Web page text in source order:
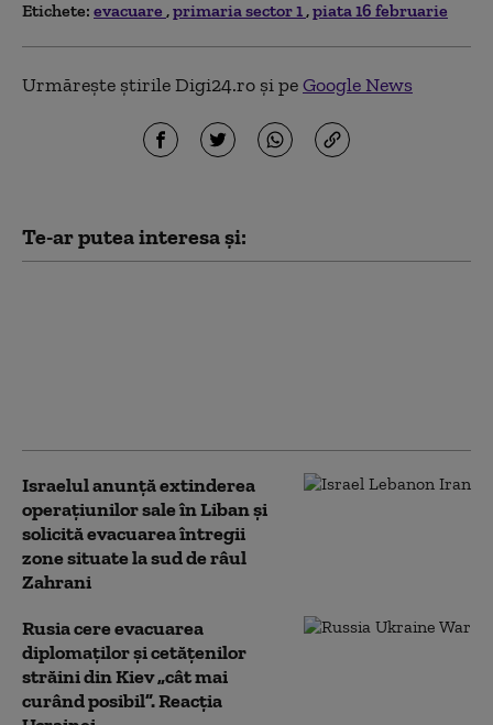
Etichete: evacuare primaria sector 1 piata 16 februarie
Urmărește știrile Digi24.ro și peGoogle News
Te-ar putea interesa și:
Israelul anunță extinderea
operațiunilor sale în Liban și
solicită evacuarea întregii
zone situate la sud de râul
Zahrani
Rusia cere evacuarea
diplomaților și cetățenilor
străini din Kiev „cât mai
curând posibil”. Reacția